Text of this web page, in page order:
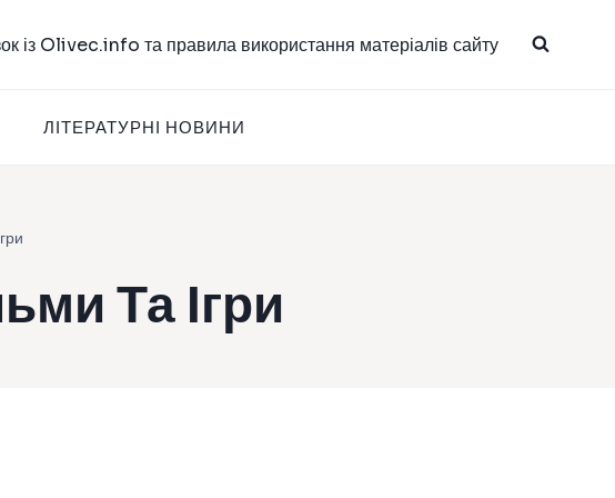
із Olivec.info та правила використання матеріалів сайту
ЛІТЕРАТУРНІ НОВИНИ
Та Ігри